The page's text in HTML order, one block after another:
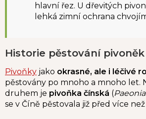
hlavní řez. U dřevitých
lehká zimní ochrana
Historie pěstování pivoněk
Pivoňky jako okrasné, ale i léčivé
pěstovány po mnoho a mnoho let.
druhem je pivoňka čínská (
se v Číně pěstovala již před více než